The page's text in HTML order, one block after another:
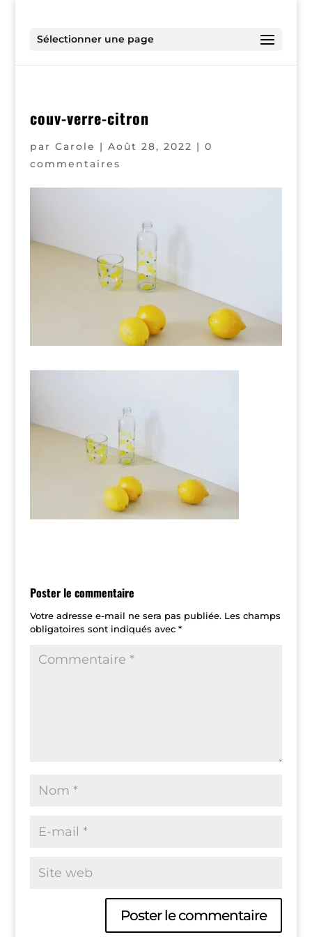
Sélectionner une page
couv-verre-citron
par Carole | Août 28, 2022 | 0
commentaires
Poster le commentaire
Votre adresse e-mail ne sera pas publiée. Les champs
obligatoires sont indiqués avec *